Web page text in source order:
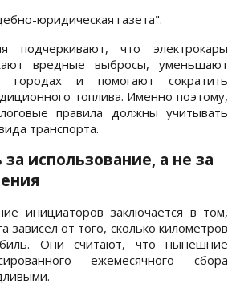
юридическая газета".
подчеркивают, что электрокары
вредные выбросы, уменьшают
и помогают сократить
топлива. Именно поэтому,
правила должны учитывать
транспорта.
использование, а не за
инициаторов заключается в том,
зависел от того, сколько километров
Они считают, что нынешние
ежемесячного сбора